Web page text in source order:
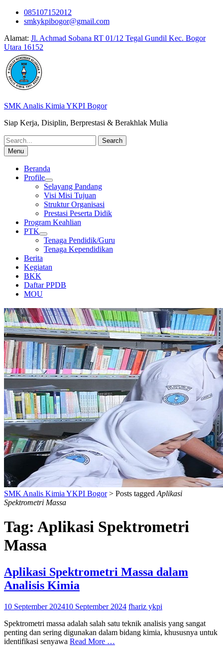
Skip
085107152012
smkykpibogor@gmail.com
Alamat: Jl. Achmad Sobana RT 01/12 Tegal Gundil Kec. Bogor
Utara 16152
SMK Analis Kimia YKPI Bogor
Siap Kerja, Disiplin, Berprestasi & Berakhlak Mulia
Search
for:Menu
Beranda
Profile
Selayang Pandang
Visi Misi Tujuan
Struktur Organisasi
Prestasi Peserta Didik
Program Keahlian
PTK
Tenaga Pendidik/Guru
Tenaga Kependidikan
Berita
Kegiatan
BKK
Daftar PPDB
MOU
PERPUSTAKAAN
SMK Analis Kimia YKPI Bogor> Posts tagged Aplikasi
Spektrometri Massa
Tag: Aplikasi Spektrometri
Massa
Aplikasi Spektrometri Massa dalam
Analisis Kimia
10 September 202410 September 2024 fhariz ykpi
Spektrometri massa adalah salah satu teknik analisis yang sangat
penting dan sering digunakan dalam bidang kimia, khususnya untuk
identifikasi senyawa Read More …